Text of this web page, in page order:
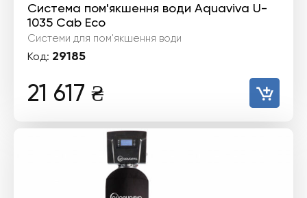
Система пом'якшення води Aquaviva U-
1035 Cab Eco
Системи для пом'якшення води
Код: 29185
21 617 ₴